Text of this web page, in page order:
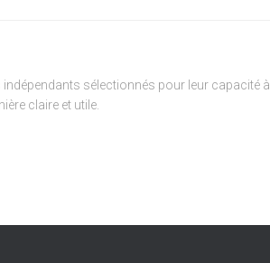
sélectionnés pour leur capacité à
claire et utile.